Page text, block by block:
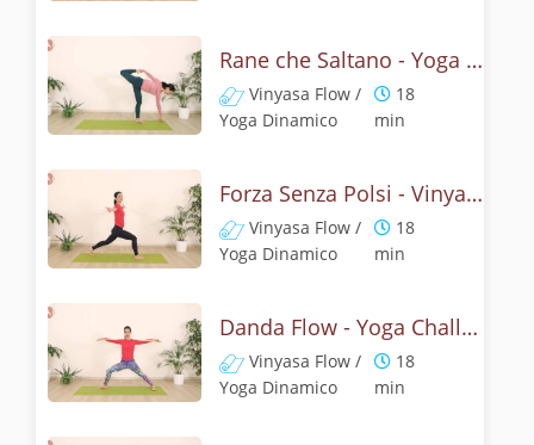
Rane che Saltano - Yoga energico e giocoso
Vinyasa Flow /
Yoga Dinamico
18
min
Forza Senza Polsi - Vinyasa Yoga
Vinyasa Flow /
Yoga Dinamico
18
min
Danda Flow - Yoga Challenge 20
Vinyasa Flow /
Yoga Dinamico
18
min